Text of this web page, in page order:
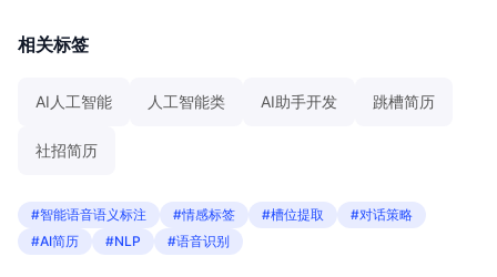
相关标签
AI人工智能 人工智能类 AI助手开发 跳槽简历
社招简历
#智能语音语义标注 #情感标签 #槽位提取
#对话策略
#AI简历
#NLP #语音识别